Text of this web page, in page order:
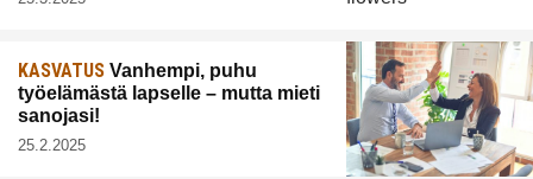
KASVATUS Vanhempi, puhu
työelämästä lapselle – mutta mieti
sanojasi!
25.2.2025